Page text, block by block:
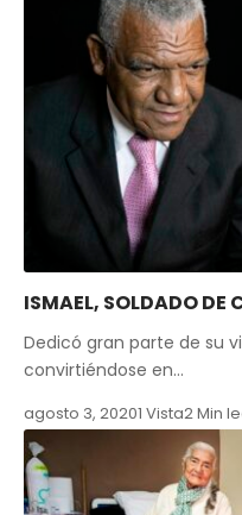
ISMAEL, SOLDADO DE
Dedicó gran parte de su
convirtiéndose en…
agosto 3, 20201 Vista2 Min